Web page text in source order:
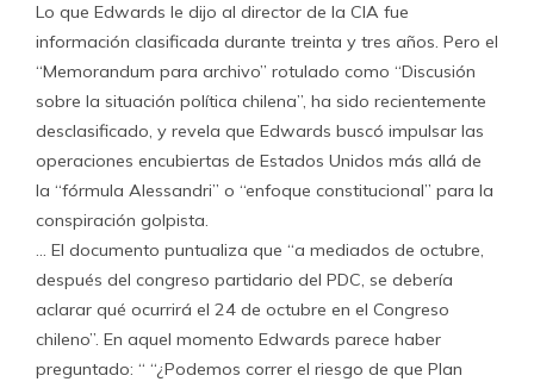
Lo que Edwards le dijo al director de la CIA fue
información clasificada durante treinta y tres años. Pero el
“Memorandum para archivo” rotulado como “Discusión
sobre la situación política chilena”, ha sido recientemente
desclasificado, y revela que Edwards buscó impulsar las
operaciones encubiertas de Estados Unidos más allá de
la “fórmula Alessandri” o “enfoque constitucional” para la
conspiración golpista.
… El documento puntualiza que “a mediados de octubre,
después del congreso partidario del PDC, se debería
aclarar qué ocurrirá el 24 de octubre en el Congreso
chileno”. En aquel momento Edwards parece haber
preguntado: “ “¿Podemos correr el riesgo de que Plan